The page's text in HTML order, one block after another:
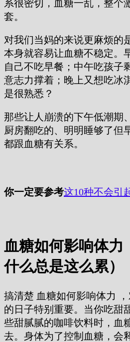
系很密切，血糖一乱，整个
套。
对我们当妈的来说更麻烦的
本身就容易让血糖不稳定。
自己不吃早餐；中午吃孩子
意志力撑着；晚上又想吃
是很熟悉？
那些让人崩溃的下午低潮期
厨房翻吃的、明明睡够了
都跟血糖有关系。
你一定要参考这10种不会引
血糖如何影响体力
什么总是这么累）
搞清楚 血糖如何影响体力
的日子特别重要。当你吃甜
些甜腻腻的咖啡饮料时，血
去。身体为了控制血糖，会